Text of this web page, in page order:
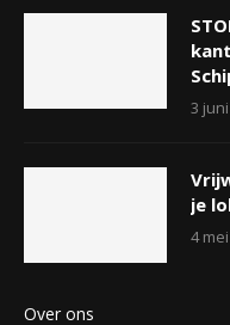
3
je
4
Over ons